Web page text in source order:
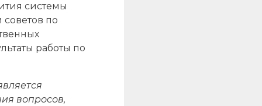
системы
по
работы по
вопросов,